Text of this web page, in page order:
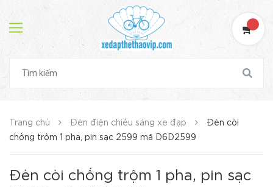
Trang chủ Đèn điện chiếu sáng xe đạp
Đèn còi
chống trộm 1 pha, pin sạc 2599 mã D6D2599
Đèn còi chống trộm 1 pha, pin sạc